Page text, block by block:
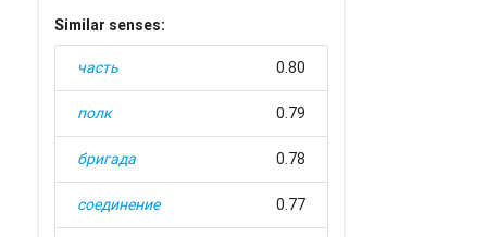
Similar senses:
часть 0.80
полк 0.79
бригада 0.78
соединение 0.77